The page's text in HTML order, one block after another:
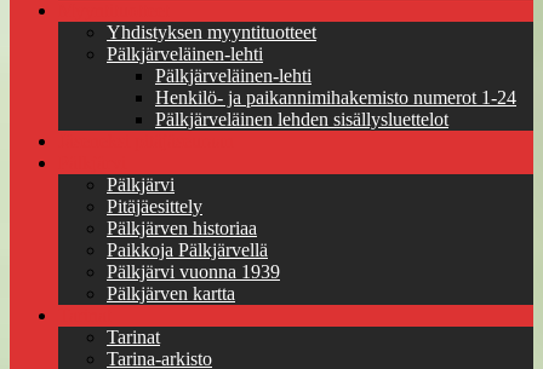
Yhdistyksen myyntituotteet
Pälkjärveläinen-lehti
Pälkjärveläinen-lehti
Henkilö- ja paikannimihakemisto numerot 1-24
Pälkjärveläinen lehden sisällysluettelot
Pälkjärvi
Pitäjäesittely
Pälkjärven historiaa
Paikkoja Pälkjärvellä
Pälkjärvi vuonna 1939
Pälkjärven kartta
Tarinat
Tarina-arkisto